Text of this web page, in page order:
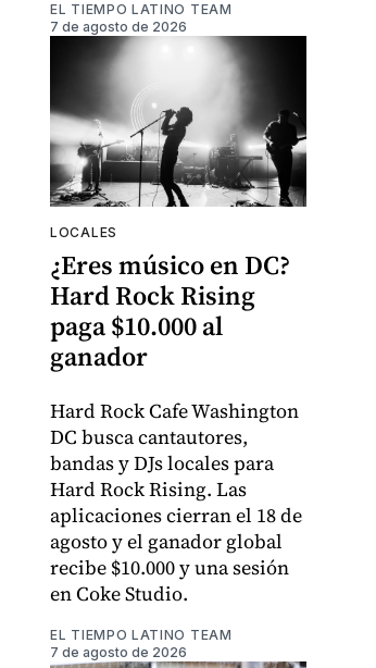
EL TIEMPO LATINO TEAM
7 de agosto de 2026
LOCALES
¿Eres músico en DC?
Hard Rock Rising
paga $10.000 al
ganador
Hard Rock Cafe Washington
DC busca cantautores,
bandas y DJs locales para
Hard Rock Rising. Las
aplicaciones cierran el 18 de
agosto y el ganador global
recibe $10.000 y una sesión
en Coke Studio.
EL TIEMPO LATINO TEAM
7 de agosto de 2026